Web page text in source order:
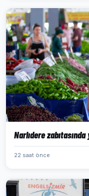
Narlıdere
22 saat önce